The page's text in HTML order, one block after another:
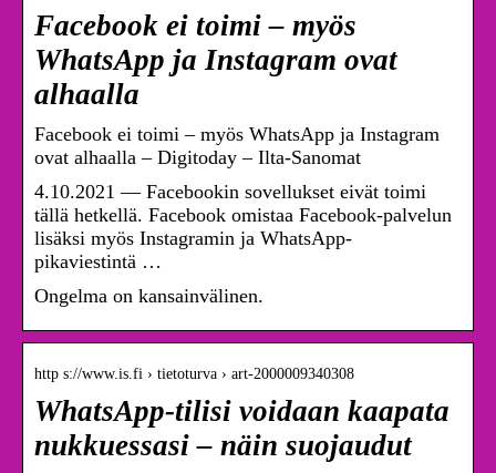
Facebook ei toimi – myös
WhatsApp ja Instagram ovat
alhaalla
Facebook ei toimi – myös WhatsApp ja Instagram
ovat alhaalla – Digitoday – Ilta-Sanomat
4.10.2021 — Facebookin sovellukset eivät toimi
tällä hetkellä. Facebook omistaa Facebook-palvelun
lisäksi myös Instagramin ja WhatsApp-
pikaviestintä …
Ongelma on kansainvälinen.
http s://www.is.fi › tietoturva › art-2000009340308
WhatsApp-tilisi voidaan kaapata
nukkuessasi – näin suojaudut